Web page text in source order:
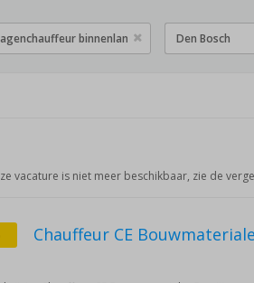
vacature is niet meer beschikbaar, zie de
Chauffeur CE